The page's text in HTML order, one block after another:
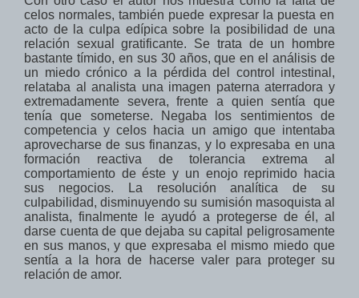
celos normales, también puede expresar la puesta en
acto de la culpa edípica sobre la posibilidad de una
relación sexual gratificante. Se trata de un hombre
bastante tímido, en sus 30 años, queen el análisis de
un miedo crónico a la pérdida del control intestinal ,
relataba al analista una imagen paterna aterradora y
extremadamente severa, frente a quien sentía que
tenía que someterse. Negaba los
sentimientos de
competencia y celos hacia un amigoque intentaba
aprovecharse de sus finanzas, y lo expresaba en una
formación reactiva
de tolerancia
extrema al
comportamiento de éste y un enojo reprimido hacia
sus
negocios. La resolución analítica
de su
culpabilidad, disminuyendo su sumisión masoquista al
analista, finalmente
le ayudó a protegerse de él, al
darse cuenta de que dejaba su capital peligrosamente
en sus manos, y que expresaba el mismo miedo que
sentía a la hora de hacerse valer para proteger su
relación de amor.